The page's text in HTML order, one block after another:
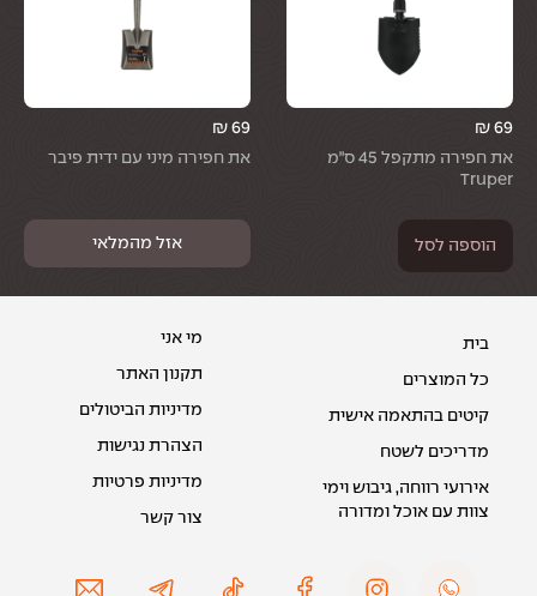
₪ 69
את חפירה מתקפל 45 ס״מ
Truper
הוספה לסל
₪ 69
את חפירה מיני עם ידית פיבר
בית
כל המוצרים
קיטים בהתאמה אישית
מדריכים לשטח
אירועי רווחה, גיבוש וימי
צוות עם אוכל ומדורה
מי אני
תקנון האתר
מדיניות הביטולים
הצהרת נגישות
מדיניות פרטיות
צור קשר